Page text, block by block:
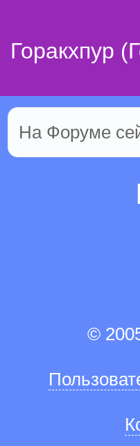
Горакхпур
На Форуме
©